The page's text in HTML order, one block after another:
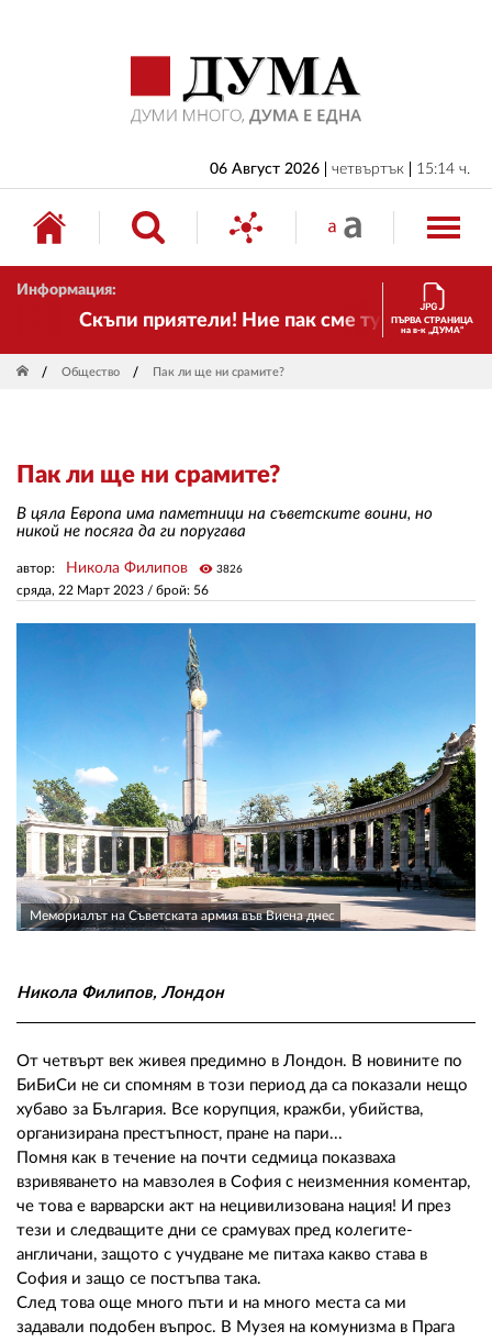
06 Август 2026 четвъртък 15:14 ч.
Информация:
Скъпи приятели! Ние пак сме тук! Времето
ПЪРВА СТРАНИЦА
на в-к „ДУМА“
Общество Пак ли ще ни срамите?
Мемориалът на Съветската армия във Виена днес
Пак ли ще ни срамите?
В цяла Европа има паметници на съветските воини, но
никой не посяга да ги поругава
сряда, 22 Март 2023 / брой: 56
автор: Никола Филипов visibility 3826
Никола Филипов, Лондон
От четвърт век живея предимно в Лондон. В новините по
БиБиСи не си спомням в този период да са показали нещо
хубаво за България. Все корупция, кражби, убийства,
организирана престъпност, пране на пари...
Помня как в течение на почти седмица показваха
взривяването на мавзолея в София с неизменния коментар,
че това е варварски акт на нецивилизована нация! И през
тези и следващите дни се срамувах пред колегите-
англичани, защото с учудване ме питаха какво става в
София и защо се постъпва така.
След това още много пъти и на много места са ми
задавали подобен въпрос. В Музея на комунизма в Прага
БЪЛГАРИЯ
ИКОНОМИКА
ИЗБОРИ
СВЯТ
ДРУГИ
РЕКЛАМА
УСЛОВИЯ ЗА ПОЛЗВАНЕ
ПОЛИТИКА ЗА БИСКВИТКИТЕ
ПОЛИТИКАТА ЗА
ПОВЕРИТЕЛНОСТ